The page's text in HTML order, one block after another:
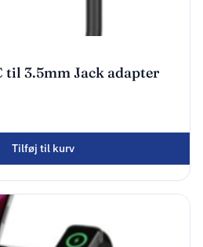
til 3.5mm Jack adapter
Tilføj til kurv